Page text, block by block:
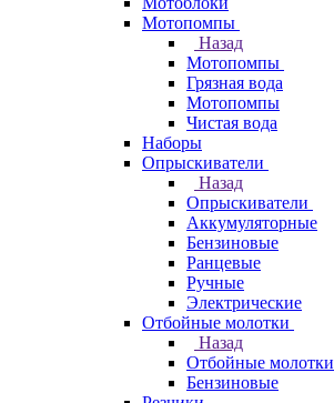
Мотопомпы
Назад
Мотопомпы
Грязная вода
Мотопомпы
Чистая вода
Наборы
Опрыскиватели
Назад
Опрыскиватели
Аккумуляторные
Бензиновые
Ранцевые
Ручные
Электрические
Отбойные молотки
Назад
Отбойные молотки
Бензиновые